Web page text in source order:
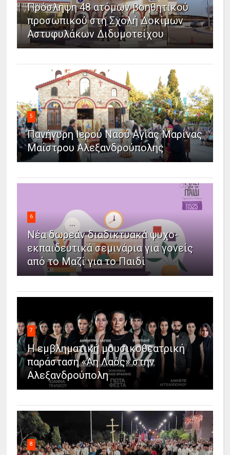
Πρόσληψη 48 ατόμων βοηθητικού
προσωπικού στη Σχολή Δοκίμων
Αστυφυλάκων Διδυμοτείχου
5
Πανήγυρη Ιερού Ναού Αγίας Μαρίνας
Μαΐστρου Αλεξανδρούπολης
6
Νέα δωρεάν διαδικτυακά ψυχο-
εκπαιδευτικά σεμινάρια για γονείς
από το Μαζί για το Παιδί
7
Η εμβληματική μουσικοθεατρική
παράσταση «Άη Λαός» στην
Αλεξανδρούπολη
8